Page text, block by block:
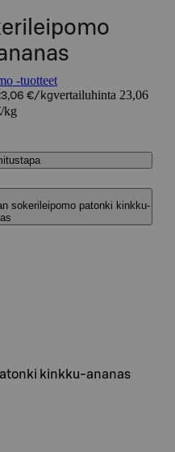
-tuotteet
€/kgvertailuhinta 23,06
kg
sokerileipomo patonki kinkku-
kinkku-ananas